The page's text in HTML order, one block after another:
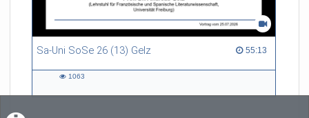
Sa-Uni SoSe 26 (13) Gelz 55:13
55:13 duration
1063